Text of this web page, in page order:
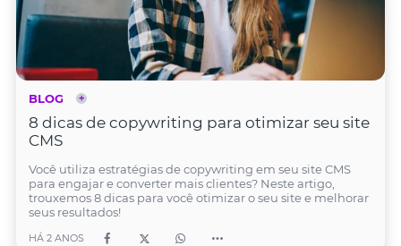
BLOG
8 dicas de copywriting para otimizar seu site
CMS
Você utiliza estratégias de copywriting em seu site CMS
para engajar e converter mais clientes? Neste artigo,
trouxemos 8 dicas para você otimizar o seu site e melhorar
seus resultados!
HÁ 2 ANOS